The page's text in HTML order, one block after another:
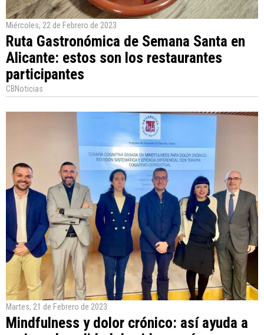
Miércoles, 22 de Febrero de 2023
Ruta Gastronómica de Semana Santa en
Alicante: estos son los restaurantes
participantes
CBNoticias
Martes, 21 de Febrero de 2023
Mindfulness y dolor crónico: así ayuda a